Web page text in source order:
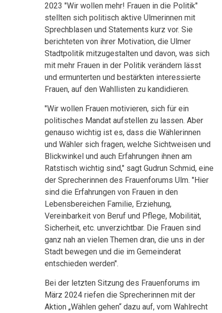
2023 "Wir wollen mehr! Frauen in die Politik"
stellten sich politisch aktive Ulmerinnen mit
Sprechblasen und Statements kurz vor. Sie
berichteten von ihrer Motivation, die Ulmer
Stadtpolitik mitzugestalten und davon, was sich
mit mehr Frauen in der Politik verändern lässt
und ermunterten und bestärkten interessierte
Frauen, auf den Wahllisten zu kandidieren.
"Wir wollen Frauen motivieren, sich für ein
politisches Mandat aufstellen zu lassen. Aber
genauso wichtig ist es, dass die Wählerinnen
und Wähler sich fragen, welche Sichtweisen und
Blickwinkel und auch Erfahrungen ihnen am
Ratstisch wichtig sind," sagt Gudrun Schmid, eine
der Sprecherinnen des Frauenforums Ulm. "Hier
sind die Erfahrungen von Frauen in den
Lebensbereichen Familie, Erziehung,
Vereinbarkeit von Beruf und Pflege, Mobilität,
Sicherheit, etc. unverzichtbar. Die Frauen sind
ganz nah an vielen Themen dran, die uns in der
Stadt bewegen und die im Gemeinderat
entschieden werden".
Bei der letzten Sitzung des Frauenforums im
März 2024 riefen die Sprecherinnen mit der
Aktion „Wählen gehen“ dazu auf, vom Wahlrecht